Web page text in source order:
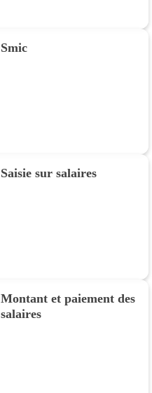
Smic
Saisie sur salaires
Montant et paiement des
salaires